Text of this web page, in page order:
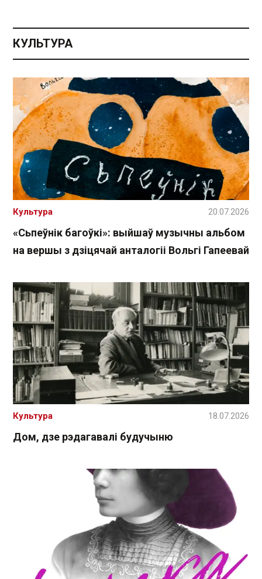
КУЛЬТУРА
«Сьпеўнік багоўкі»: выйшаў музычны альбом
на вершы з дзіцячай анталогіі Вольгі Гапеевай
Культура 20.07.2026
Дом, дзе рэдагавалі будучыню
Культура 18.07.2026